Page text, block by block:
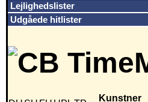
Lejlighedslister
Udgåede hitlister
Kunstner